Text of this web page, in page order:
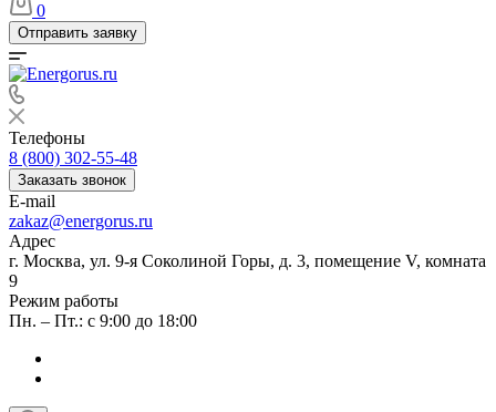
0
Отправить заявку
Телефоны
8 (800) 302-55-48
Заказать звонок
E-mail
zakaz@energorus.ru
Адрес
г. Москва, ул. 9-я Соколиной Горы, д. 3, помещение V, комната
9
Режим работы
Пн. – Пт.: с 9:00 до 18:00